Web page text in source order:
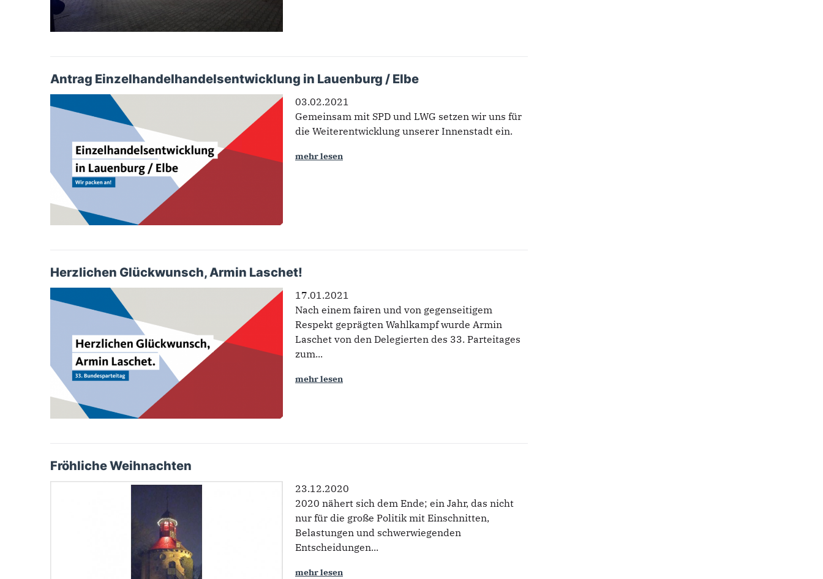
Antrag Einzelhandelhandelsentwicklung in Lauenburg / Elbe
03.02.2021
Gemeinsam mit SPD und LWG setzen wir uns für
die Weiterentwicklung unserer Innenstadt ein.
mehr lesen
Herzlichen Glückwunsch, Armin Laschet!
17.01.2021
Nach einem fairen und von gegenseitigem
Respekt geprägten Wahlkampf wurde Armin
Laschet von den Delegierten des 33. Parteitages
zum...
mehr lesen
Fröhliche Weihnachten
23.12.2020
2020 nähert sich dem Ende; ein Jahr, das nicht
nur für die große Politik mit Einschnitten,
Belastungen und schwerwiegenden
Entscheidungen...
mehr lesen